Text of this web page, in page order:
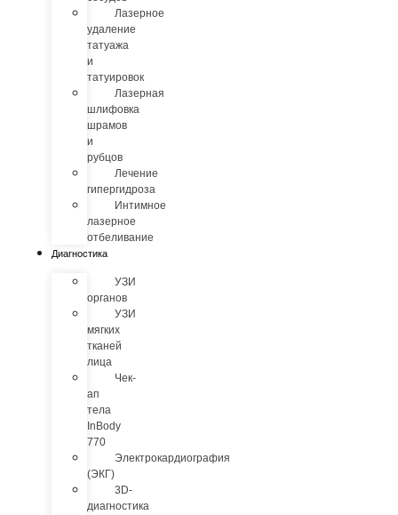
Лазерное
удаление
татуажа
и
татуировок
Лазерная
шлифовка
шрамов
и
рубцов
Лечение
гипергидроза
Интимное
лазерное
отбеливание
Диагностика
УЗИ
органов
УЗИ
мягких
тканей
лица
Чек-
ап
тела
InBody
770
Электрокардиография
(ЭКГ)
3D-
диагностика